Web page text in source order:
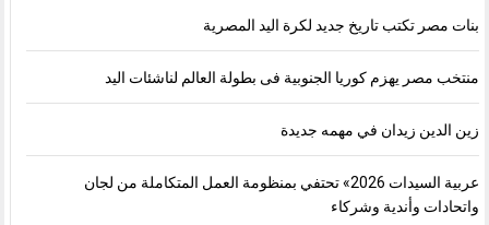
بنات مصر تكتب تاريخ جديد لكرة اليد المصرية
منتخب مصر يهزم كوريا الجنوبية فى بطولة العالم لناشئات اليد
زين الدين زيدان في مهمه جديدة
عربية السيدات 2026» تحتفي بمنظومة العمل المتكاملة من لجان
واتحادات وأندية وشركاء